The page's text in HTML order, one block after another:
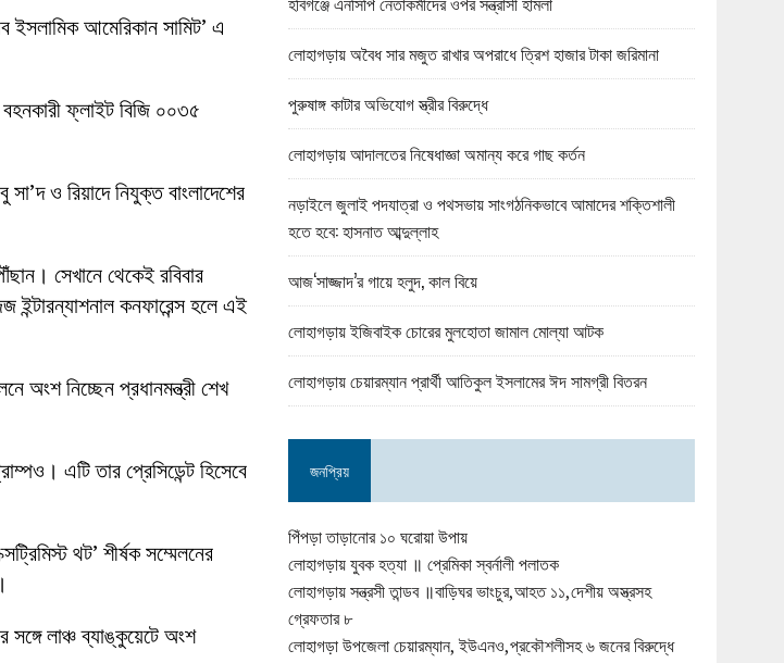
ইসলামিক আমেরিকান সামিট’ এ
বহনকারী ফ্লাইট বিজি ০০৩৫
ও রিয়াদে নিযুক্ত বাংলাদেশের
সেখানে থেকেই রবিবার
কনফারেন্স হলে এই
অংশ নিচ্ছেন প্রধানমন্ত্রী শেখ
এটি তার প্রেসিডেন্ট হিসেবে
থট’ শীর্ষক সম্মেলনের
সঙ্গে লাঞ্চ ব্যাঙ্কুয়েটে অংশ
লোহাগড়ায় অবৈধ সার মজুত রাখার অপরাধে ত্রিশ হাজার টাকা জরিমানা
পুরুষাঙ্গ কাটার অভিযোগ স্ত্রীর বিরুদ্ধে
লোহাগড়ায় আদালতের নিষেধাজ্ঞা অমান্য করে গাছ কর্তন
নড়াইলে জুলাই পদযাত্রা ও পথসভায় সাংগঠনিকভাবে আমাদের শক্তিশালী
হতে হবে: হাসনাত আব্দুল্লাহ
আজ‘সাজ্জাদ’র গায়ে হলুদ, কাল বিয়ে
লোহাগড়ায় ইজিবাইক চোরের মুলহোতা জামাল মোল্যা আটক
লোহাগড়ায় চেয়ারম্যান প্রার্থী আতিকুল ইসলামের ঈদ সামগ্রী বিতরন
জনপ্রিয়
পিঁপড়া তাড়ানোর ১০ ঘরোয়া উপায়
লোহাগড়ায় যুবক হত্যা ॥ প্রেমিকা স্বর্নালী পলাতক
লোহাগড়ায় সন্ত্রসী তান্ডব ॥বাড়িঘর ভাংচুর,আহত ১১,দেশীয় অস্ত্রসহ
গ্রেফতার ৮
লোহাগড়া উপজেলা চেয়ারম্যান, ইউএনও,প্রকৌশলীসহ ৬ জনের বিরুদ্ধে